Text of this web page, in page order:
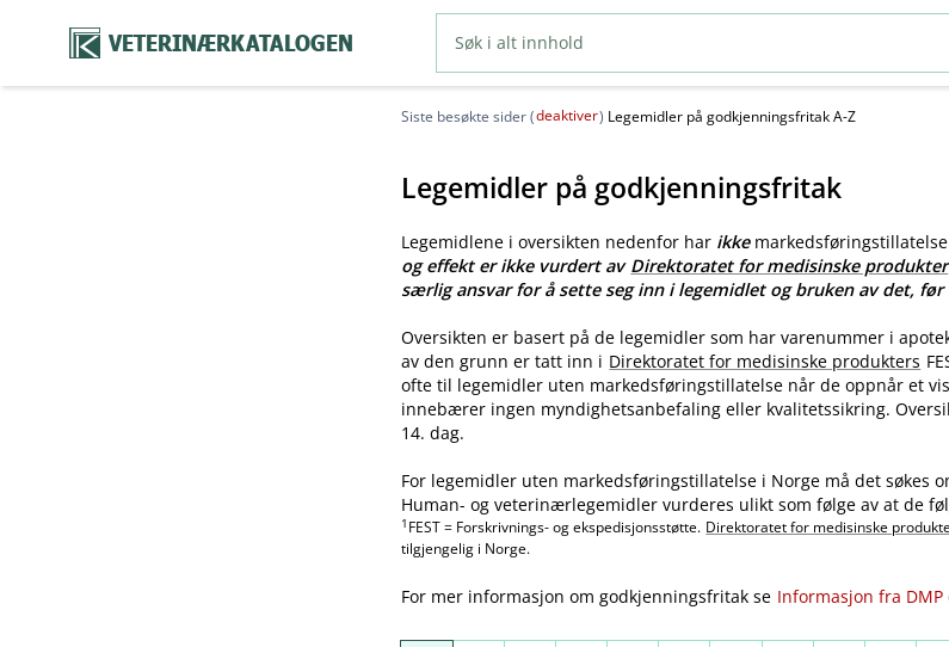
VETERINÆRKATALOGEN
Siste besøkte sider (deaktiver) Legemidler på godkjenningsfritak A-Z
Legemidler på godkjenningsfritak
Legemidlene i oversikten nedenfor har ikke
og effekt er ikke vurdert av Direktoratet for medisinske produkter
særlig ansvar for å sette seg inn i legemidlet og bruken av det,
Oversikten er basert på de legemidler som har varenummer i
av den grunn er tatt inn i Direktoratet for medisinske produkters
ofte til legemidler uten markedsføringstillatelse når de oppnår et
innebærer ingen myndighetsanbefaling eller kvalitetssikring.
14. dag.
For legemidler uten markedsføringstillatelse i Norge må det søkes
Human- og veterinærlegemidler vurderes ulikt som følge av at de
1 FEST = Forskrivnings- og ekspedisjonsstøtte. Direktoratet for medisinske
tilgjengelig i Norge.
For mer informasjon om godkjenningsfritak se Informasjon fra